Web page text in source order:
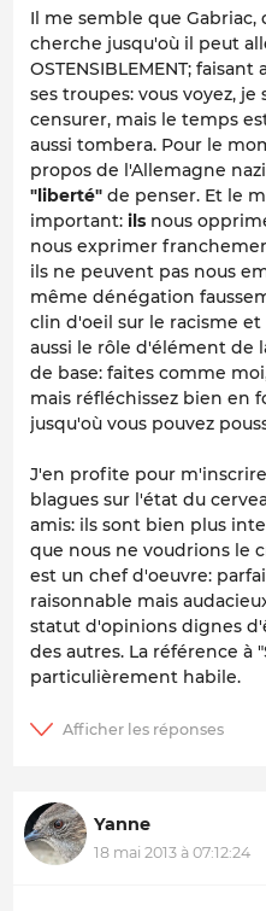
Il me semble que Gabriac,
cherche jusqu'où il peut
OSTENSIBLEMENT;
ses troupes: vous voyez, je
censurer, mais le temps
aussi tombera. Pour le
propos de l'Allemagne
"liberté" de penser. Et le
important: ils nous
nous exprimer
ils ne peuvent pas nous
même dénégation
clin d'oeil sur le racisme
aussi le rôle d'élément de
de base: faites comme
mais réfléchissez bien en
jusqu'où vous pouvez
J'en profite pour
blagues sur l'état du
amis: ils sont bien plus
que nous ne voudrions le
est un chef d'oeuvre:
raisonnable mais
statut d'opinions dignes
des autres. La référence à
particulièrement habile.
Yanne
18 mai 2013 à 07:12:24